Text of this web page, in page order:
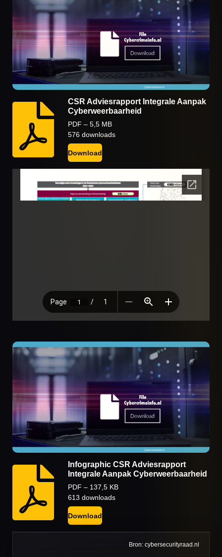
CSR Adviesrapport Integrale Aanpak
Cyberweerbaarheid
PDF – 5,5 MB
576 downloads
Download
Infographic CSR Adviesrapport
Integrale Aanpak Cyberweerbaarheid
PDF – 137,5 KB
613 downloads
Download
Bron: cybersecurityraad.nl